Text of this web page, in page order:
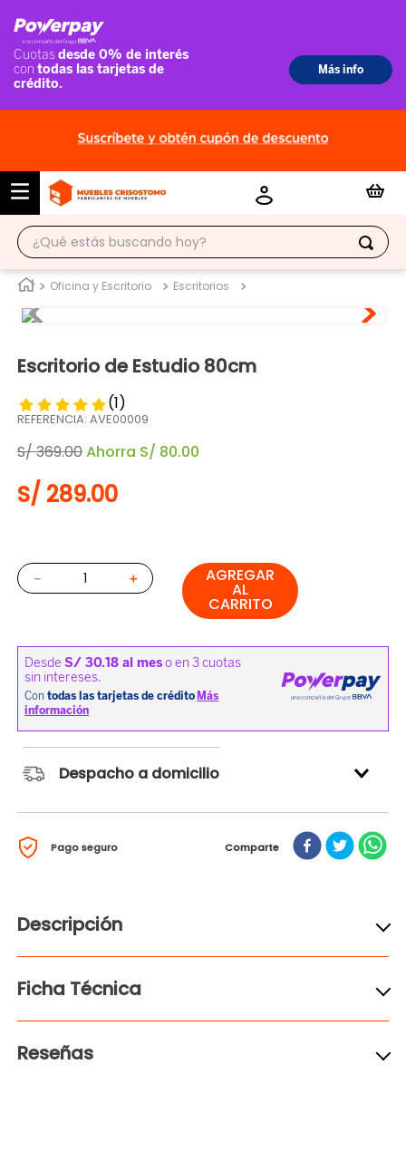
¿Qué estás buscando hoy?
Oficina y Escritorio Escritorios
Escritorio de Estudio 80cm
(1)
REFERENCIA:AVE00009
S/369.00Ahorra S/ 80.00
S/ 289.00
＋
－ AGREGAR
AL
CARRITO
Despacho a domicilio
Pago seguro Comparte
Descripción
Ficha Técnica
Reseñas
TÉRMINOS MÁS BUSCADOS